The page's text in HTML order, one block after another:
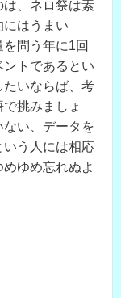
は、ネロ祭は素
はうまい
問う年に1回
トであるとい
たいならば、考
挑みましょ
い、データを
いう人には相応
ゆめ忘れぬよ